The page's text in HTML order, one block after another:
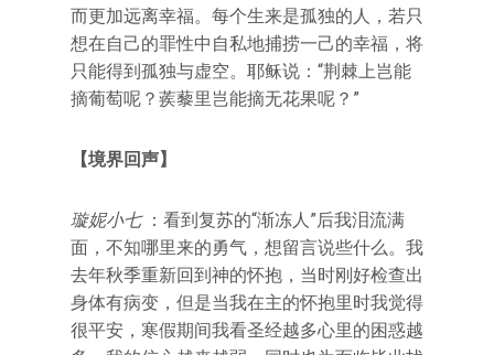
而更加远离幸福。每个生来是孤独的人，若只
想在自己的罪性中自私地捕捞一己的幸福，将
只能得到孤独与虚空。耶稣说：“荆棘上岂能
摘葡萄呢？蒺藜里岂能摘无花果呢？”
【境界回声】
璇妮小七：看到复苏的“渐冻人”后我泪流满
面，不知哪里来的勇气，想留言说些什么。我
去年秋季重新回到神的怀抱，当时刚好检查出
身体有病变，但是当我在主的怀抱里时我觉得
很平安，寒假期间我看圣经越多心里的困惑越